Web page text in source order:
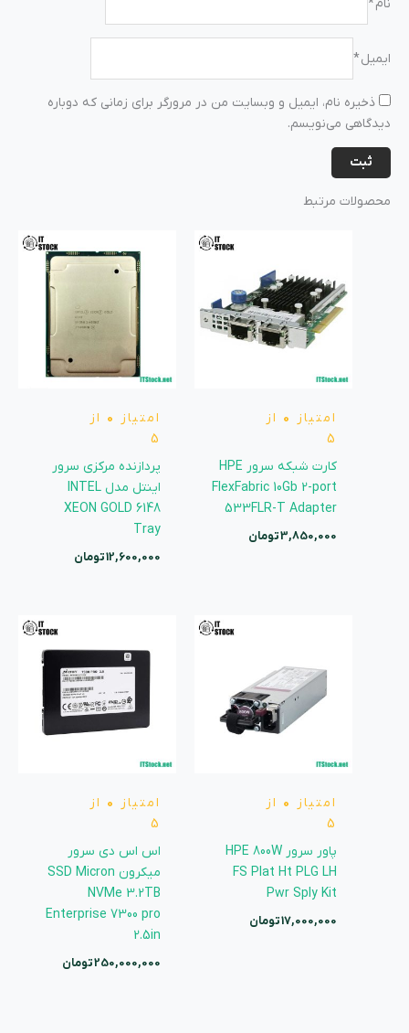
نام*
ایمیل*
ذخیره نام، ایمیل و وبسایت من در مرورگر برای زمانی که دوباره
دیدگاهی می‌نویسم.
محصولات مرتبط
امتیاز 0 از
5
کارت شبکه سرور HPE
FlexFabric 10Gb 2-port
533FLR-T Adapter
3,850,000تومان
امتیاز 0 از
5
پردازنده مرکزی سرور
اینتل مدل INTEL
XEON GOLD 6148
Tray
12,600,000تومان
امتیاز 0 از
5
پاور سرور HPE 800W
FS Plat Ht PLG LH
Pwr Sply Kit
17,000,000تومان
امتیاز 0 از
5
اس اس دی سرور
میکرون SSD Micron
NVMe 3.2TB
Enterprise 7300 pro
2.5in
250,000,000تومان